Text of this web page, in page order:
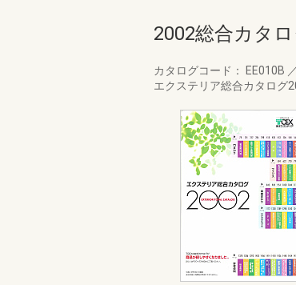
2002総合カタ
カタログコード： EE010B ／
エクステリア総合カタログ